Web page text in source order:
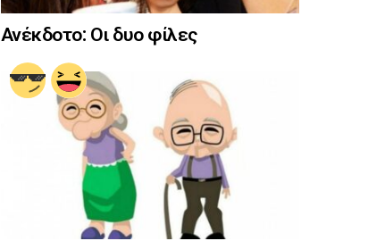
Ανέκδοτο: Οι δυο φίλες